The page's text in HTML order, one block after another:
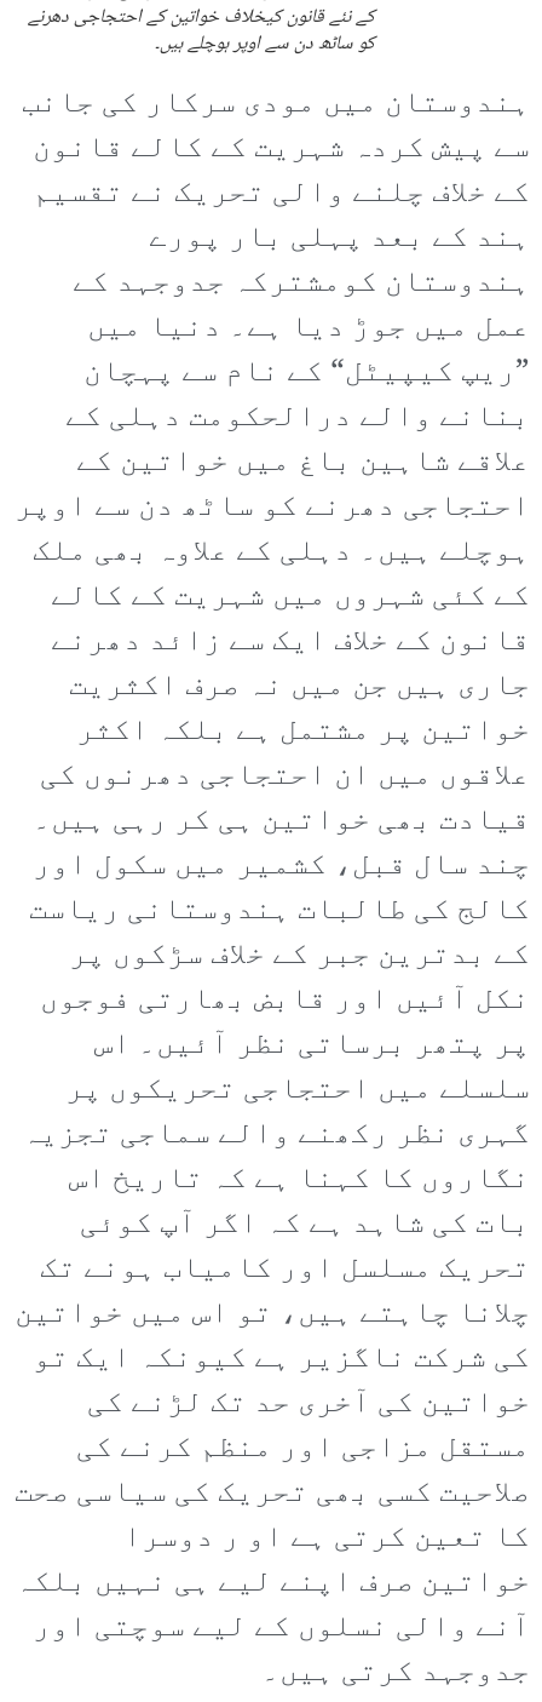
کے نئے قانون کیخلاف خواتین کے احتجاجی دھرنے
کو ساٹھ دن سے اوپر ہوچلے ہیں۔
ہندوستان میں مودی سرکار کی جانب
سے پیش کردہ شہریت کے کالے قانون
کے خلاف چلنے والی تحریک نے تقسیم
ہند کے بعد پہلی بار پورے
ہندوستان کومشترکہ جدوجہد کے
عمل میں جوڑ دیا ہے۔ دنیا میں
”ریپ کیپیٹل“ کے نام سے پہچان
بنانے والے درالحکومت دہلی کے
علاقے شاہین باغ میں خواتین کے
احتجاجی دھرنے کو ساٹھ دن سے اوپر
ہوچلے ہیں۔ دہلی کے علاوہ بھی ملک
کے کئی شہروں میں شہریت کے کالے
قانون کے خلاف ایک سے زائد دھرنے
جاری ہیں جن میں نہ صرف اکثریت
خواتین پر مشتمل ہے بلکہ اکثر
علاقوں میں ان احتجاجی دھرنوں کی
قیادت بھی خواتین ہی کر رہی ہیں۔
چند سال قبل، کشمیر میں سکول اور
کالج کی طالبات ہندوستانی ریاست
کے بدترین جبر کے خلاف سڑکوں پر
نکل آئیں اور قابض بھارتی فوجوں
پر پتھر برساتی نظر آئیں۔ اس
سلسلے میں احتجاجی تحریکوں پر
گہری نظر رکھنے والے سماجی تجزیہ
نگاروں کا کہنا ہے کہ تاریخ اس
بات کی شاہد ہے کہ اگر آپ کوئی
تحریک مسلسل اور کامیاب ہونے تک
چلانا چاہتے ہیں، تو اس میں خواتین
کی شرکت ناگزیر ہے کیونکہ ایک تو
خواتین کی آخری حد تک لڑنے کی
مستقل مزاجی اور منظم کرنے کی
صلاحیت کسی بھی تحریک کی سیاسی صحت
کا تعین کرتی ہے او ر دوسرا
خواتین صرف اپنے لیے ہی نہیں بلکہ
آنے والی نسلوں کے لیے سوچتی اور
جدوجہد کرتی ہیں۔